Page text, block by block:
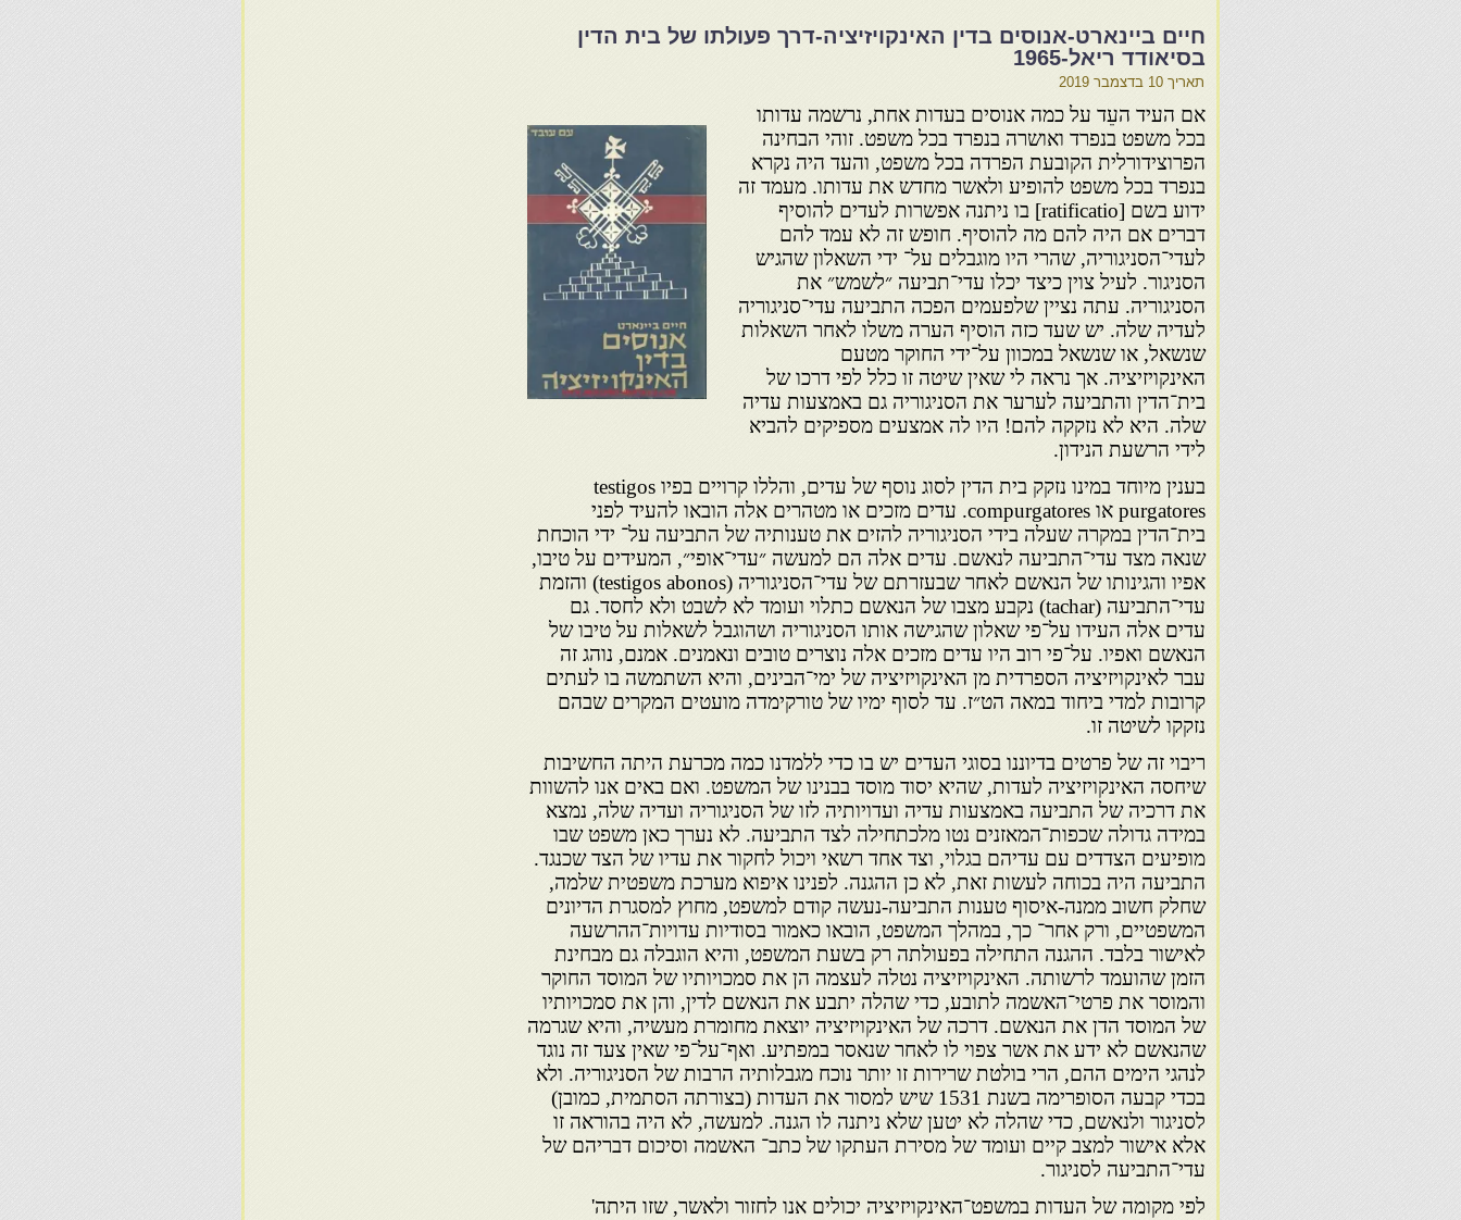
חיים ביינארט-אנוסים בדין האינקויזיציה-דרך פעולתו של בית הדין
בסיאודד ריאל-1965
תאריך 10 בדצמבר 2019
אם העיד העֵד על כמה אנוסים בעדות אחת, נרשמה עדותו
בכל משפט בנפרד ואושרה בנפרד בכל משפט. זוהי הבחינה
הפרוצידורלית הקובעת הפרדה בכל משפט, והעד היה נקרא
בנפרד בכל משפט להופיע ולאשר מחדש את עדותו. מעמד זה
ידוע בשם [ratificatio] בו ניתנה אפשרות לעדים להוסיף
דברים אם היה להם מה להוסיף. חופש זה לא עמד להם
לעדי־הסניגוריה, שהרי היו מוגבלים על־ ידי השאלון שהגיש
הסניגור. לעיל צוין כיצד יכלו עדי־תביעה ״לשמש״ את
הסניגוריה. עתה נציין שלפעמים הפכה התביעה עדי־סניגוריה
לעדיה שלה. יש שעד כזה הוסיף הערה משלו לאחר השאלות
שנשאל, או שנשאל במכוון על־ידי החוקר מטעם
האינקויזיציה. אך נראה לי שאין שיטה זו כלל לפי דרכו של
בית־הדין והתביעה לערער את הסניגוריה גם באמצעות עדיה
שלה. היא לא נזקקה להם! היו לה אמצעים מספיקים להביא
לידי הרשעת הנידון.
בענין מיוחד במינו נזקק בית הדין לסוג נוסף של עדים, והללו קרויים בפיו testigos
purgatores או compurgatores. עדים מזכים או מטהרים אלה הובאו להעיד לפני
בית־הדין במקרה שעלה בידי הסניגוריה להזים את טענותיה של התביעה על־ ידי הוכחת
שנאה מצד עדי־התביעה לנאשם. עדים אלה הם למעשה ״עדי־אופי״, המעידים על טיבו,
אפיו והגינותו של הנאשם לאחר שבעזרתם של עדי־הסניגוריה (testigos abonos) והזמת
עדי־התביעה (tachar) נקבע מצבו של הנאשם כתלוי ועומד לא לשבט ולא לחסד. גם
עדים אלה העידו על־פי שאלון שהגישה אותו הסניגוריה ושהוגבל לשאלות על טיבו של
הנאשם ואפיו. על־פי רוב היו עדים מזכים אלה נוצרים טובים ונאמנים. אמנם, נוהג זה
עבר לאינקויזיציה הספרדית מן האינקויזיציה של ימי־הבינים, והיא השתמשה בו לעתים
קרובות למדי ביחוד במאה הט״ז. עד לסוף ימיו של טורקימדה מועטים המקרים שבהם
נזקקו לשיטה זו.
ריבוי זה של פרטים בדיוננו בסוגי העדים יש בו כדי ללמדנו כמה מכרעת היתה החשיבות
שיחסה האינקויזיציה לעדות, שהיא יסוד מוסד בבנינו של המשפט. ואם באים אנו להשוות
את דרכיה של התביעה באמצעות עדיה ועדויותיה לזו של הסניגוריה ועדיה שלה, נמצא
במידה גדולה שכפות־המאזנים נטו מלכתחילה לצד התביעה. לא נערך כאן משפט שבו
מופיעים הצדדים עם עדיהם בגלוי, וצד אחד רשאי ויכול לחקור את עדיו של הצד שכנגד.
התביעה היה בכוחה לעשות זאת, לא כן ההגנה. לפנינו איפוא מערכת משפטית שלמה,
שחלק חשוב ממנה-איסוף טענות התביעה-נעשה קודם למשפט, מחוץ למסגרת הדיונים
המשפטיים, ורק אחר־ כך, במהלך המשפט, הובאו כאמור בסודיות עדויות־ההרשעה
לאישור בלבד. ההגנה התחילה בפעולתה רק בשעת המשפט, והיא הוגבלה גם מבחינת
הזמן שהועמד לרשותה. האינקויזיציה נטלה לעצמה הן את סמכויותיו של המוסד החוקר
והמוסר את פרטי־האשמה לתובע, כדי שהלה יתבע את הנאשם לדין, והן את סמכויותיו
של המוסד הדן את הנאשם. דרכה של האינקויזיציה יוצאת מחומרת מעשיה, והיא שגרמה
שהנאשם לא ידע את אשר צפוי לו לאחר שנאסר במפתיע. ואף־על־פי שאין צעד זה נוגד
לנהגי הימים ההם, הרי בולטת שרירות זו יותר נוכח מגבלותיה הרבות של הסניגוריה. ולא
בכדי קבעה הסופרימה בשנת 1531 שיש למסור את העדות (בצורתה הסתמית, כמובן)
לסניגור ולנאשם, כדי שהלה לא יטען שלא ניתנה לו הגנה. למעשה, לא היה בהוראה זו
אלא אישור למצב קיים ועומד של מסירת העתקו של כתב־ האשמה וסיכום דבריהם של
עדי־התביעה לסניגור.
לפי מקומה של העדות במשפט־האינקויזיציה יכולים אנו לחזור ולאשר, שזו היתה'